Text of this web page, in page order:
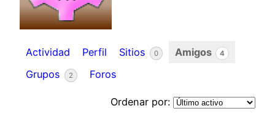
Actividad Perfil Sitios 0 Amigos 4
Grupos 2 Foros
Ordenar por: